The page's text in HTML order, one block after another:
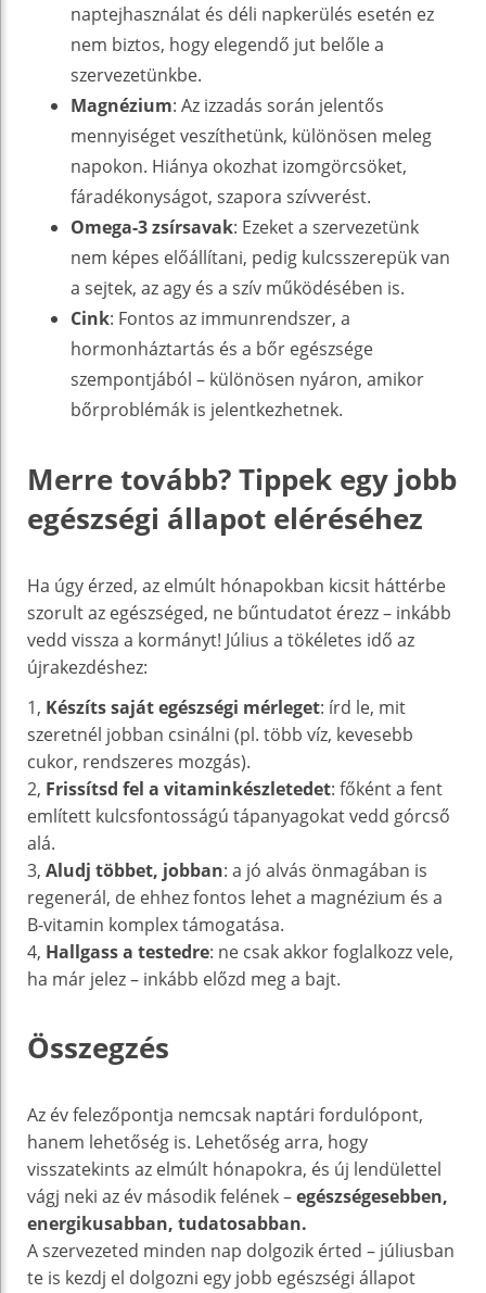
naptejhasználat és déli napkerülés esetén ez
nem biztos, hogy elegendő jut belőle a
szervezetünkbe.
Magnézium: Az izzadás során jelentős
mennyiséget veszíthetünk, különösen meleg
napokon. Hiánya okozhat izomgörcsöket,
fáradékonyságot, szapora szívverést.
Omega-3 zsírsavak: Ezeket a szervezetünk
nem képes előállítani, pedig kulcsszerepük van
a sejtek, az agy és a szív működésében is.
Cink: Fontos az immunrendszer, a
hormonháztartás és a bőr egészsége
szempontjából – különösen nyáron, amikor
bőrproblémák is jelentkezhetnek.
Merre tovább? Tippek egy jobb
egészségi állapot eléréséhez
Ha úgy érzed, az elmúlt hónapokban kicsit háttérbe
szorult az egészséged, ne bűntudatot érezz – inkább
vedd vissza a kormányt! Július a tökéletes idő az
újrakezdéshez:
1, Készíts saját egészségi mérleget: írd le, mit
szeretnél jobban csinálni (pl. több víz, kevesebb
cukor, rendszeres mozgás).
2, Frissítsd fel a vitaminkészletedet: főként a fent
említett kulcsfontosságú tápanyagokat vedd górcső
alá.
3, Aludj többet, jobban: a jó alvás önmagában is
regenerál, de ehhez fontos lehet a magnézium és a
B-vitamin komplex támogatása.
4, Hallgass a testedre: ne csak akkor foglalkozz vele,
ha már jelez – inkább előzd meg a bajt.
Összegzés
Az év felezőpontja nemcsak naptári fordulópont,
hanem lehetőség is. Lehetőség arra, hogy
visszatekints az elmúlt hónapokra, és új lendülettel
vágj neki az év második felének –egészségesebben,
energikusabban, tudatosabban.
A szervezeted minden nap dolgozik érted – júliusban
te is kezdj el dolgozni egy jobb egészségi állapot